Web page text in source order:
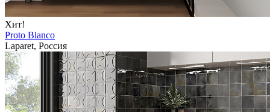
Хит!
Proto Blanco
Laparet, Россия